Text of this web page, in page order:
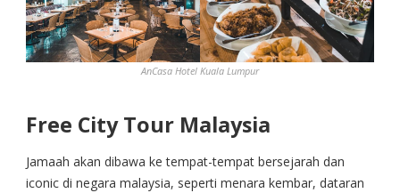
AnCasa Hotel Kuala Lumpur
Free City Tour Malaysia
Jamaah akan dibawa ke tempat-tempat bersejarah dan
iconic di negara malaysia, seperti menara kembar, dataran